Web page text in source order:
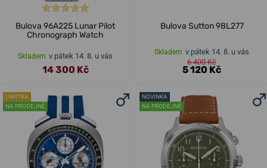
Bulova 96A225 Lunar Pilot
Chronograph Watch
Skladem v pátek 14. 8. u vás
14 300 Kč
Bulova Sutton 98L277
Skladem v pátek 14. 8. u vás
6 400 Kč
5 120 Kč
LIMITKA
NA PRODEJNĚ
NOVINKA
NA PRODEJNĚ